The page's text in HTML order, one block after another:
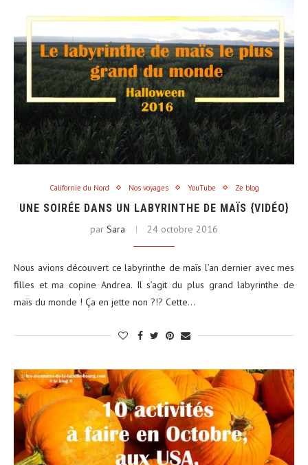
Californie du Nord Nos voyages YouTube Ze blog
UNE SOIRÉE DANS UN LABYRINTHE DE MAÏS {VIDÉO}
par Sara 24 octobre 2016
Nous avions découvert ce labyrinthe de maïs l’an dernier avec mes
filles et ma copine Andrea. Il s’agit du plus grand labyrinthe de
maïs du monde ! Ça en jette non ?!? Cette…